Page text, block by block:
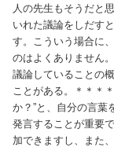
人の先生もそうだと
いれた議論をしだす
す。こういう場合に
のはよくありません
議論していることの
ことがある。＊＊＊
か？”と、自分の言葉
発言することが重要
加できますし、また